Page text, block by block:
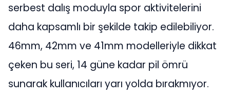
serbest dalış moduyla spor aktivitelerini
daha kapsamlı bir şekilde takip edilebiliyor.
46mm, 42mm ve 41mm modelleriyle dikkat
çeken bu seri, 14 güne kadar pil ömrü
sunarak kullanıcıları yarı yolda bırakmıyor.